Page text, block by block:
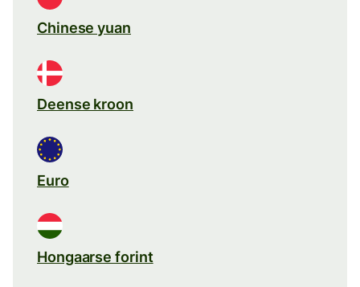
Chinese yuan
Deense kroon
Euro
Hongaarse forint